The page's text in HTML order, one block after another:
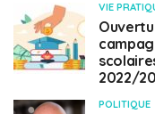
VIE
2022/
POLITIQUE